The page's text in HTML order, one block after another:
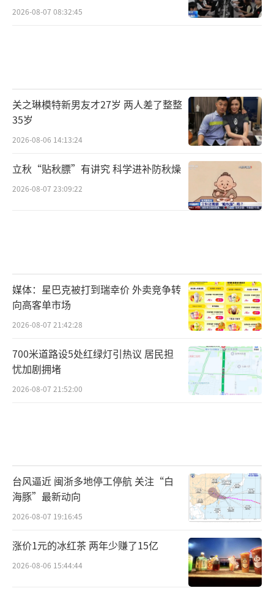
2026-08-07 08:32:45
关之琳模特新男友才27岁 两人差了整整
35岁
2026-08-06 14:13:24
立秋“贴秋膘”有讲究 科学进补防秋燥
2026-08-07 23:09:22
媒体：星巴克被打到瑞幸价 外卖竞争转
向高客单市场
2026-08-07 21:42:28
700米道路设5处红绿灯引热议 居民担
忧加剧拥堵
2026-08-07 21:52:00
台风逼近 闽浙多地停工停航 关注“白
海豚”最新动向
2026-08-07 19:16:45
涨价1元的冰红茶 两年少赚了15亿
2026-08-06 15:44:44